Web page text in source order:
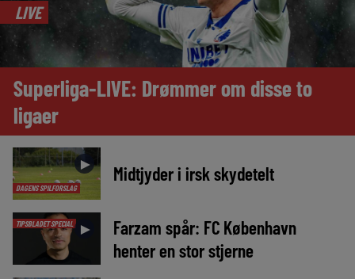
LIVE
Superliga-LIVE: Drømmer om disse to
ligaer
DAGENS SPILFORSLAG
► Midtjyder i irsk skydetelt
TIPSBLADET SPECIAL ►
Farzam spår: FC København
henter en stor stjerne